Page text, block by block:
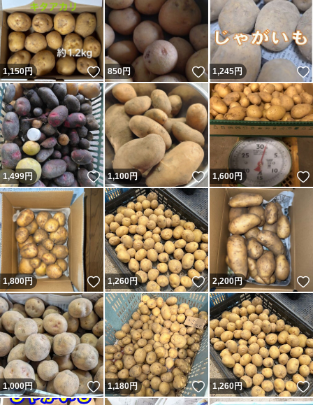
1,150円 いいね！
850円 いいね！
1,245円
1,499円 いいね！
1,100円 いいね！
1,600円
1,800円 いいね！
1,260円 いいね！
2,200円
1,000円 いいね！
1,180円 いいね！
1,260円